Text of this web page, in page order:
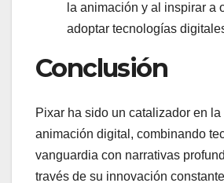
la animación y al inspirar a
adoptar tecnologías
Conclusión
Pixar ha sido un catalizador en
animación digital, combinando
vanguardia con narrativas
través de su innovación